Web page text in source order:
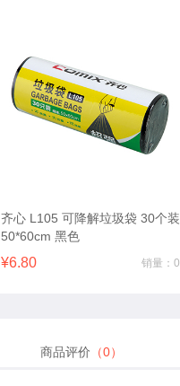
齐心 L105 可降解垃圾袋 30个装
50*60cm 黑色
¥6.80 销量：0
商品评价 （0）